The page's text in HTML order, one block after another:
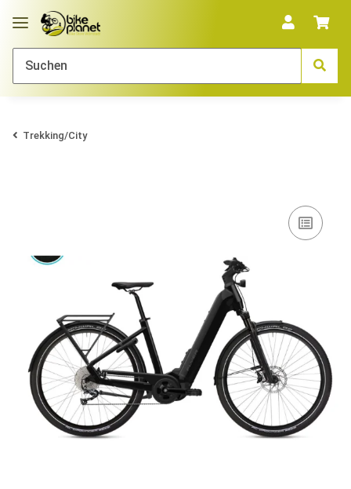
Trekking/City